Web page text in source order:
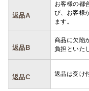
返品A
お客様の都
び、お客様
ます。
返品B
商品に欠陥
負担といた
返品C 返品は受け